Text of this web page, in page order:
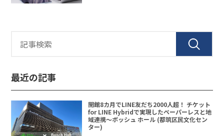
最近の記事
開館8カ月でLINE友だち2000人超！ チケット
for LINE Hybridで実現したペーパーレスと地
域連携〜ボッシュ ホール (都筑区民文化セン
ター)